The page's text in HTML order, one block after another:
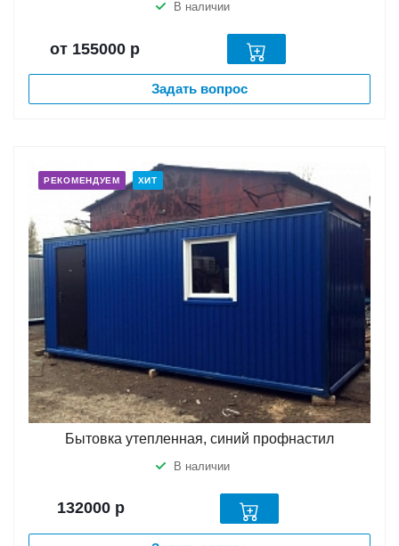
В наличии
от 155000 р
Задать вопрос
РЕКОМЕНДУЕМ ХИТ
Бытовка утепленная, синий профнастил
В наличии
132000 р